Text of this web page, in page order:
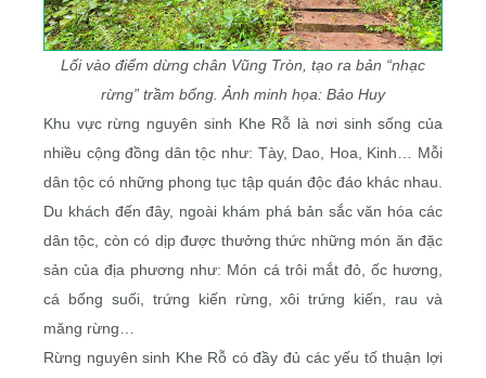
Lối vào điểm dừng chân Vũng Tròn, tạo ra bản “nhạc
rừng” trầm bổng. Ảnh minh họa: Bảo Huy
Khu vực rừng nguyên sinh Khe Rỗ là nơi sinh sống của
nhiều cộng đồng dân tộc như: Tày, Dao, Hoa, Kinh… Mỗi
dân tộc có những phong tục tập quán độc đáo khác nhau.
Du khách đến đây, ngoài khám phá bản sắc văn hóa các
dân tộc, còn có dịp được thưởng thức những món ăn đặc
sản của địa phương như: Món cá trôi mắt đỏ, ốc hương,
cá bống suối, trứng kiến rừng, xôi trứng kiến, rau và
măng rừng…
Rừng nguyên sinh Khe Rỗ có đầy đủ các yếu tố thuận lợi